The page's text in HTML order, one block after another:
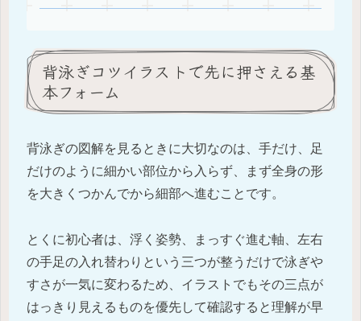
背泳ぎコツイラストで先に押さえる基
本フォーム
背泳ぎの図解を見るときに大切なのは、手だけ、足
だけのように細かい部位から入らず、まず全身の形
を大きくつかんでから細部へ進むことです。
とくに初心者は、浮く姿勢、まっすぐ進む軸、左右
の手足の入れ替わりという三つが整うだけで泳ぎや
すさが一気に変わるため、イラストでもその三点が
はっきり見えるものを優先して確認すると理解が早